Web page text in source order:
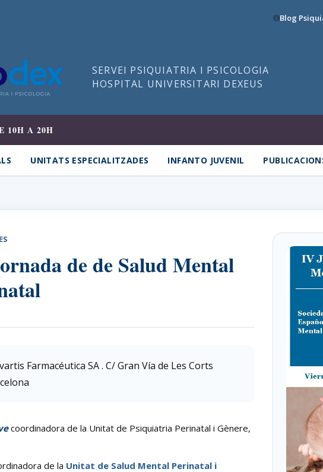
Blog
SERVEI PSIQUIATRIA I PSICOLOGIA
HOSPITAL UNIVERSITARI DEXEUS
10H A 20H
UNITATS ESPECIALITZADES INFANTO JUVENIL
de de Salud Mental
Farmacéutica SA . C/ Gran Vía de Les Corts
coordinadora de la Unitat de Psiquiatria Perinatal i Gènere,
de la Unitat de Salud Mental Perinatal i